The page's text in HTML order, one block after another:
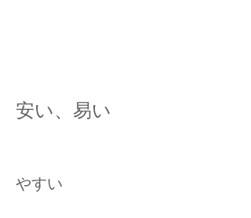
安い、易い
やすい